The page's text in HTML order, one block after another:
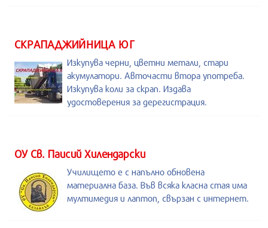
СКРАПАДЖИЙНИЦА ЮГ
Изкупува черни, цветни метали, стари
акумулатори. Авточасти втора употреба.
Изкупува коли за скрап. Издава
удостоверения за дерегистрация.
ОУ Св. Паисий Хилендарски
Училището е с напълно обновена
материална база. Във всяка класна стая има
мултимедия и лаптоп, свързан с интернет.